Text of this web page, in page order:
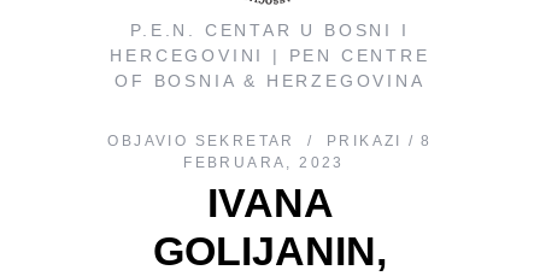
P.E.N. CENTAR U BOSNI I
HERCEGOVINI | PEN CENTRE
OF BOSNIA & HERZEGOVINA
OBJAVIO SEKRETAR PRIKAZI
8
FEBRUARA, 2023
IVANA
GOLIJANIN,